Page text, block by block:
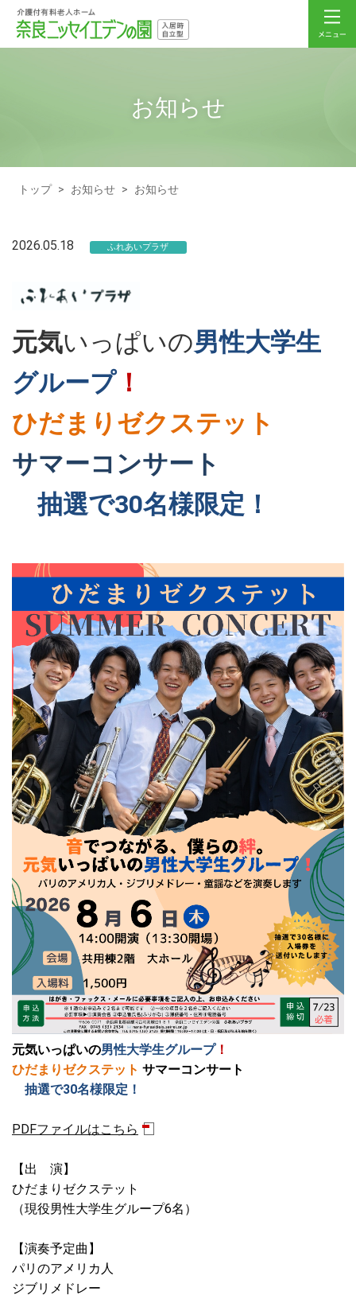
お知らせ
トップ > お知らせ > お知らせ
2026.05.18 ふれあいプラザ
元気いっぱいの男性大学生
グループ！
ひだまりゼクステット
サマーコンサート
抽選で30名様限定！
元気いっぱいの男性大学生グループ！
ひだまりゼクステット サマーコンサート
抽選で30名様限定！
PDFファイルはこちら
【出 演】
ひだまりゼクステット
（現役男性大学生グループ6名）
【演奏予定曲】
パリのアメリカ人
ジブリメドレー